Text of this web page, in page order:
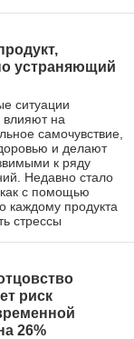
устраняющий
ситуации
влияют на
самочувствие,
и делают
к ряду
Недавно стало
как с помощью
каждому продукта
стрессы
риск
26%